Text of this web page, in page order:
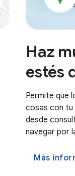
Haz
estés
Permite que
cosas con tu
desde
navegar por
Más